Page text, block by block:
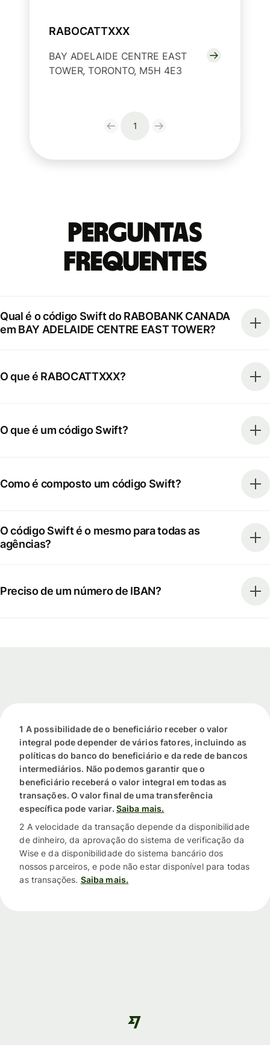
RABOCATTXXX
BAY ADELAIDE CENTRE EAST
TOWER, TORONTO, M5H 4E3
1
Perguntas
frequentes
Qual é o código Swift do RABOBANK CANADA
em BAY ADELAIDE CENTRE EAST TOWER?
O que é RABOCATTXXX?
O que é um código Swift?
Como é composto um código Swift?
O código Swift é o mesmo para todas as
agências?
Preciso de um número de IBAN?
1 A possibilidade de o beneficiário receber o valor
integral pode depender de vários fatores, incluindo as
políticas do banco do beneficiário e da rede de bancos
intermediários. Não podemos garantir que o
beneficiário receberá o valor integral em todas as
transações. O valor final de uma transferência
específica pode variar. Saiba mais.
2 A velocidade da transação depende da disponibilidade
de dinheiro, da aprovação do sistema de verificação da
Wise e da disponibilidade do sistema bancário dos
nossos parceiros, e pode não estar disponível para todas
as transações. Saiba mais.